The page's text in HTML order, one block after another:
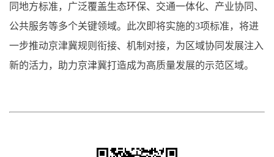
同地方标准，广泛覆盖生态环保、交通一体化、产业协同、
公共服务等多个关键领域。此次即将实施的3项标准，将进
一步推动京津冀规则衔接、机制对接，为区域协同发展注入
新的活力，助力京津冀打造成为高质量发展的示范区域。